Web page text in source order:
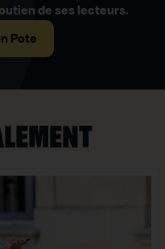
de ses lecteurs.
Pote